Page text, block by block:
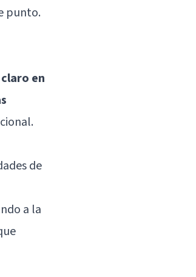
punto.
en
de
a la